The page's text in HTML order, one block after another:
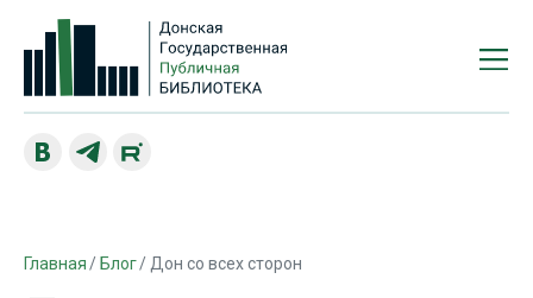
Главная Блог Дон со всех сторон